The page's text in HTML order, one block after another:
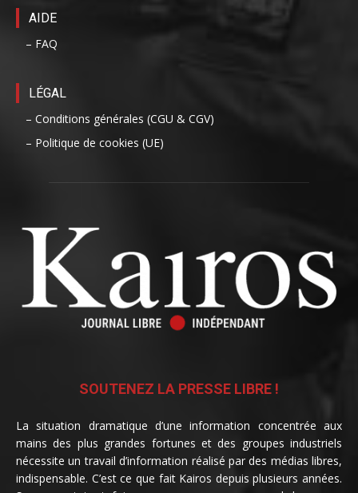
AIDE
– FAQ
LÉGAL
– Conditions générales (CGU & CGV)
– Politique de cookies (UE)
SOUTENEZ LA PRESSE LIBRE !
La situation dramatique d’une information concentrée aux
mains des plus grandes fortunes et des groupes industriels
nécessite un travail d’information réalisé par des médias libres,
indispensable. C’est ce que fait Kairos depuis plusieurs années.